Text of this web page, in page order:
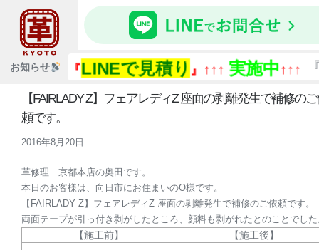
お知らせ
↑↑↑『 LINEで見積り』↑↑↑実施中↑↑↑『
【FAIRLADY Z】フェアレディZ 座面の剥離発生で補修の
頼です。
2016年8月20日
革修理 京都本店の奥田です。
本日のお客様は、向日市にお住まいのO様です。
【FAIRLADY Z】フェアレディZ 座面の剥離発生で補修のご依頼です。
両面テープが引っ付き剥がしたところ、顔料も剥がれたとのことでし
【施工前】 【施工後】